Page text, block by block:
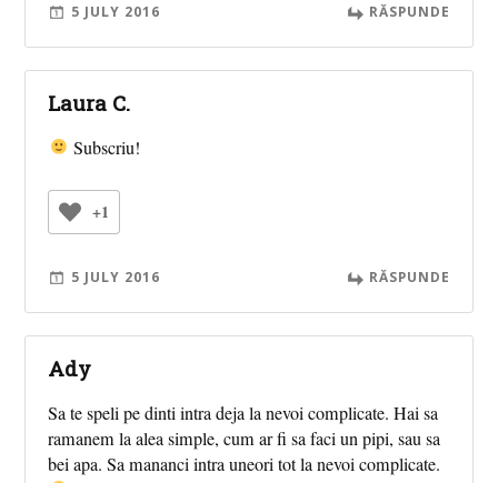
5 JULY 2016 RĂSPUNDE
Laura C.
Subscriu!
+1
5 JULY 2016 RĂSPUNDE
Ady
Sa te speli pe dinti intra deja la nevoi complicate. Hai sa
ramanem la alea simple, cum ar fi sa faci un pipi, sau sa
bei apa. Sa mananci intra uneori tot la nevoi complicate.